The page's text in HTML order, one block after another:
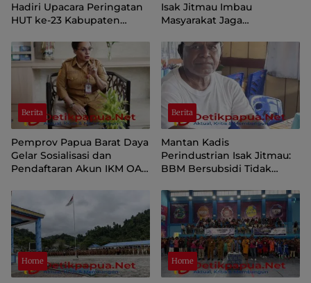
Hadiri Upacara Peringatan
HUT ke-23 Kabupaten
Isak Jitmau Imbau
Masyarakat Jaga
81 Kemerdekaan RI
Berita
Pemprov Papua Barat Daya
Gelar Sosialisasi dan
Pendaftaran Akun IKM OAP
Berita
Mantan Kadis
Perindustrian Isak Jitmau:
BBM Bersubsidi Tidak
Distribusi Perlu Diperkuat
Home Home